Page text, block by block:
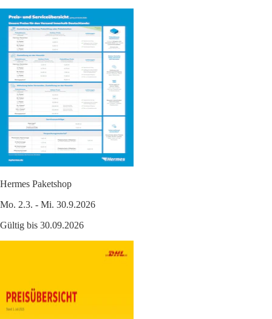
Hermes Paketshop
Mo. 2.3. - Mi. 30.9.2026
Gültig bis 30.09.2026